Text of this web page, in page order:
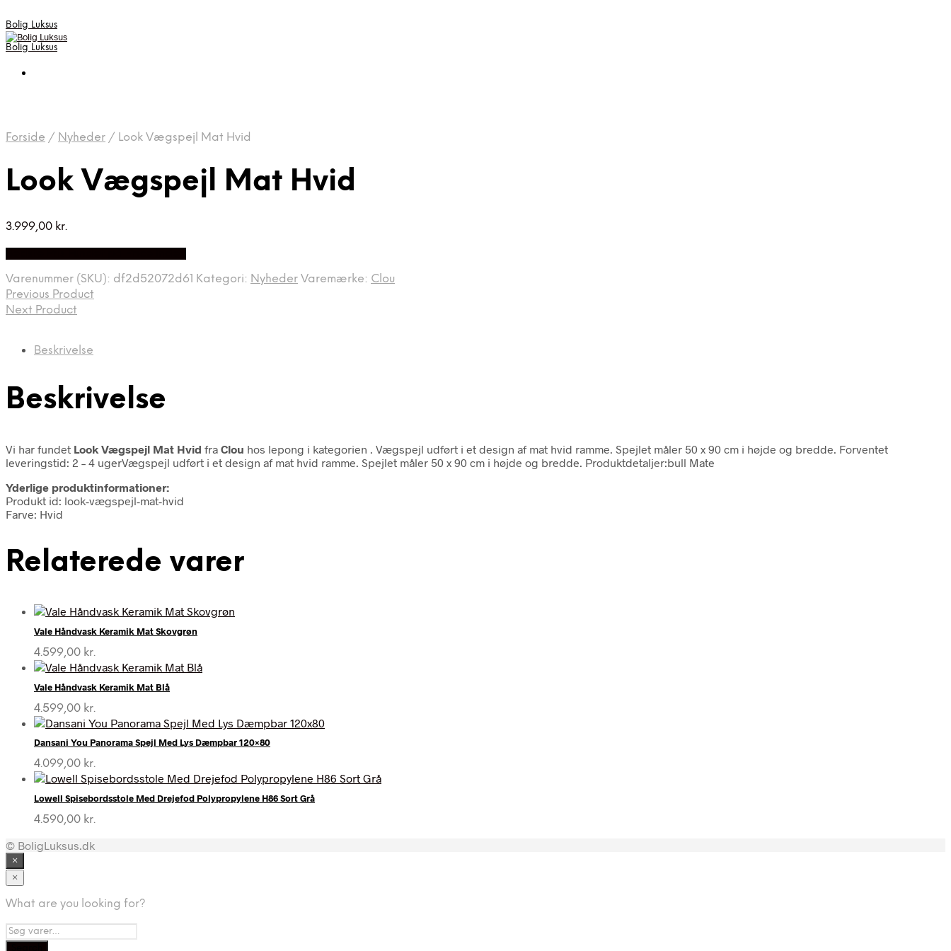
Bolig Luksus
Bolig Luksus
Forside / Nyheder / Look Vægspejl Mat Hvid
Look Vægspejl Mat Hvid
3.999,00 kr.
Varenummer (SKU): df2d52072d61 Kategori: Nyheder Varemærke: Clou
Previous Product
Next Product
Beskrivelse
Beskrivelse
Vi har fundet Look Vægspejl Mat Hvid fra Clou hos lepong i kategorien
. Vægspejl udført i et design af mat hvid ramme. Spejlet måler 50 x 90 cm i højde og bredde. Forventet
leveringstid: 2 – 4 ugerVægspejl udført i et design af mat hvid ramme. Spejlet måler 50 x 90 cm i højde og bredde. Produktdetaljer:bull Mate
Yderlige produktinformationer:
Produkt id: look-vægspejl-mat-hvid
Farve: Hvid
Relaterede varer
Vale Håndvask Keramik Mat Skovgrøn
4.599,00 kr.
Vale Håndvask Keramik Mat Blå
4.599,00 kr.
Dansani You Panorama Spejl Med Lys Dæmpbar 120×80
4.099,00 kr.
Lowell Spisebordsstole Med Drejefod Polypropylene H86 Sort Grå
4.590,00 kr.
© BoligLuksus.dk
×
×
What are you looking for?